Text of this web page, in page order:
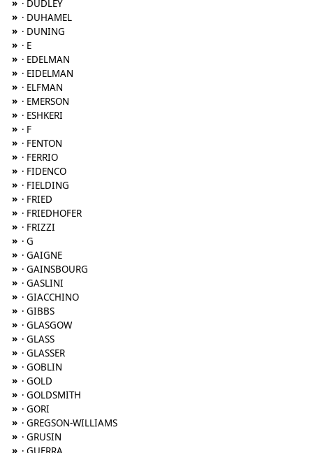
» · DUDLEY
» · DUHAMEL
» · DUNING
» · E
» · EDELMAN
» · EIDELMAN
» · ELFMAN
» · EMERSON
» · ESHKERI
» · F
» · FENTON
» · FERRIO
» · FIDENCO
» · FIELDING
» · FRIED
» · FRIEDHOFER
» · FRIZZI
» · G
» · GAIGNE
» · GAINSBOURG
» · GASLINI
» · GIACCHINO
» · GIBBS
» · GLASGOW
» · GLASS
» · GLASSER
» · GOBLIN
» · GOLD
» · GOLDSMITH
» · GORI
» · GREGSON-WILLIAMS
» · GRUSIN
»